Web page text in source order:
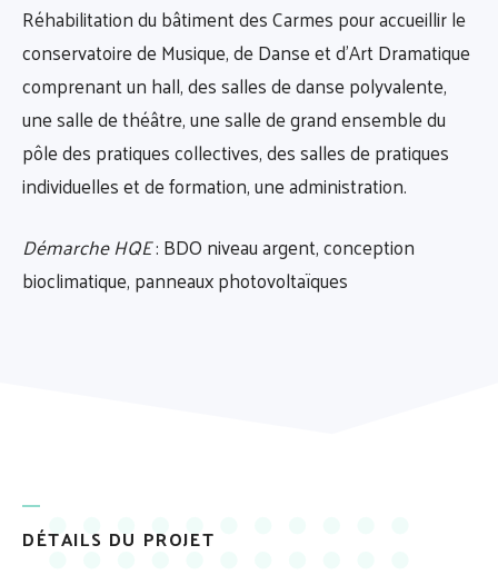
Réhabilitation du bâtiment des Carmes pour accueillir le
conservatoire de Musique, de Danse et d’Art Dramatique
comprenant un hall, des salles de danse polyvalente,
une salle de théâtre, une salle de grand ensemble du
pôle des pratiques collectives, des salles de pratiques
individuelles et de formation, une administration.
Démarche HQE: BDO niveau argent, conception
bioclimatique, panneaux photovoltaïques
DÉTAILS DU PROJET